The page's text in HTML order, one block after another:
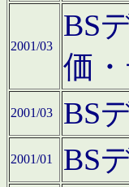
2001/03
BS
価
2001/03 BS
2001/01 BS